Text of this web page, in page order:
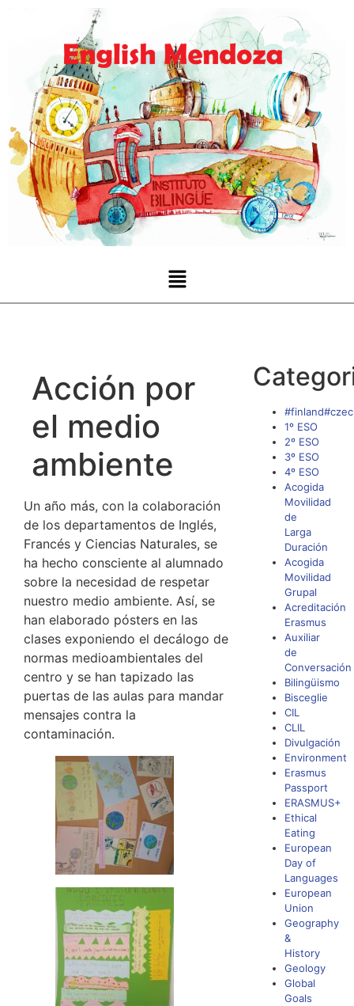
Acción por
el medio
ambiente
Un año más, con la colaboración
de los departamentos de Inglés,
Francés y Ciencias Naturales, se
ha hecho consciente al alumnado
sobre la necesidad de respetar
nuestro medio ambiente. Así, se
han elaborado pósters en las
clases exponiendo el decálogo de
normas medioambientales del
centro y se han tapizado las
puertas de las aulas para mandar
mensajes contra la
contaminación.
1º ESO
2º ESO
3º ESO
4º ESO
Acogida
Movilidad
de
Larga
Duración
Acogida
Movilidad
Grupal
Acreditación
Erasmus
Auxiliar
de
Conversación
Bilingüismo
Bisceglie
CIL
CLIL
Divulgación
Environment
Erasmus
Passport
ERASMUS+
Ethical
Eating
European
Day of
Languages
European
Union
Geography
&
History
Geology
Global
Goals